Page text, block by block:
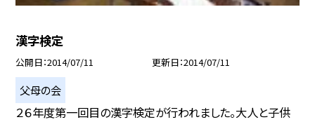
漢字検定
公開日 2014/07/11 更新日 2014/07/11
父母の会
２６年度第一回目の漢字検定が行われました。大人と子供